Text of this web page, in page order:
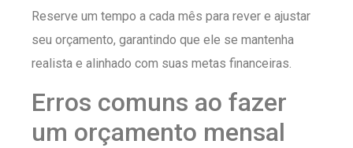
Reserve um tempo a cada mês para rever e ajustar
seu orçamento, garantindo que ele se mantenha
realista e alinhado com suas metas financeiras.
Erros comuns ao fazer
um orçamento mensal